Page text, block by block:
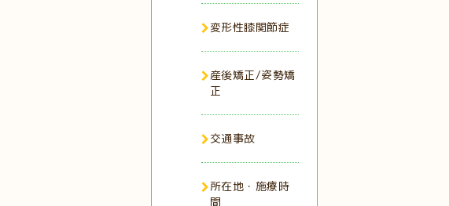
変形性膝関節症
産後矯正/姿勢矯
正
交通事故
所在地・施療時
間